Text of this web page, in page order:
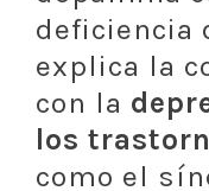
deficiencia
explica la
con la
los
como el